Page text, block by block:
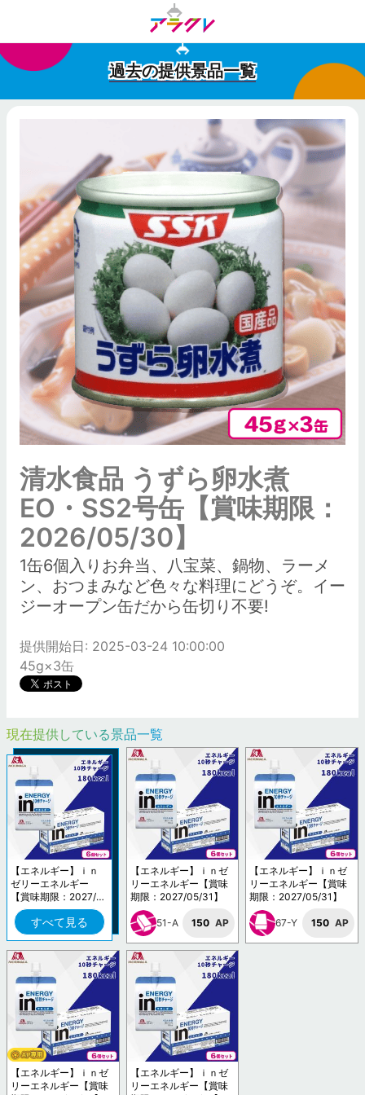
過去の提供景品一覧
清水食品 うずら卵水煮
EO・SS2号缶【賞味期限：
2026/05/30】
1缶6個入りお弁当、八宝菜、鍋物、ラーメ
ン、おつまみなど色々な料理にどうぞ。イー
ジーオープン缶だから缶切り不要!
提供開始日: 2025-03-24 10:00:00
45g×3缶
現在提供している景品一覧
【エネルギー】ｉｎ
ゼリーエネルギー
【賞味期限：2027/0
5/31】
すべて見る
【エネルギー】ｉｎゼ
リーエネルギー【賞味
期限：2027/05/31】
51-A 150 AP
【エネルギー】ｉｎゼ
リーエネルギー【賞味
期限：2027/05/31】
67-Y 150 AP
【エネルギー】ｉｎゼ
リーエネルギー【賞味
【エネルギー】ｉｎゼ
リーエネルギー【賞味